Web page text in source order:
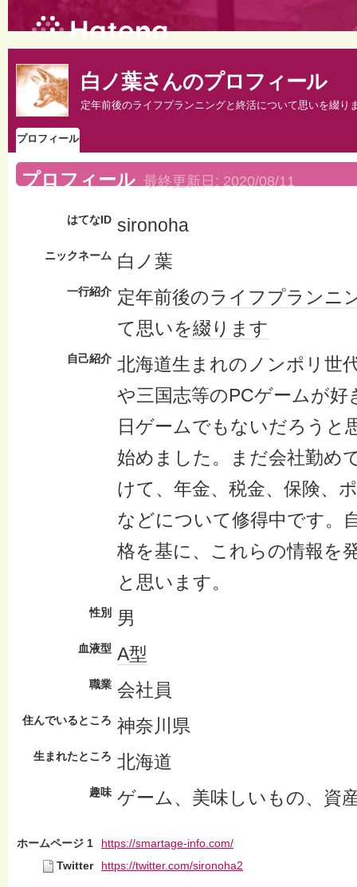
白ノ葉さんのプロフィール
定年前後のライフプランニングと終活について思いを綴り
プロフィール
プロフィール 最終更新日: 2020/08/11
はてなID sironoha
ニックネーム 白ノ葉
一行紹介 定年前後のライフ プランニ
て思いを綴り ます
自己紹介 北海道生まれのノンポリ世
や三国志等のPCゲームが好
日ゲームでもないだろうと
始めました。まだ会社勤め
けて、年金、税金、保険、
などについて修得中です。
格を基に、これらの情報を
と思います。
性別 男
血液型 A型
職業 会社員
住んでいるところ 神奈川県
生まれたところ 北海道
趣味 ゲーム、美味しいもの、資
ホームページ 1
https://smartage-info.com/
Twitter
https://twitter.com/sironoha2